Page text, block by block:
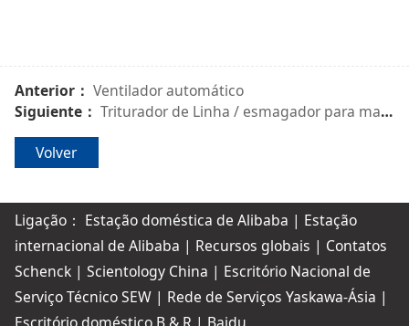
Anterior： Ventilador automático
Siguiente： Triturador de Linha / esmagador para matérias de Folha e de sobra
Volver
Ligação： Estação doméstica de Alibaba | Estação
internacional de Alibaba | Recursos globais | Contatos
Schenck| Scientology China | Escritório Nacional de
Serviço Técnico SEW| Rede de Serviços Yaskawa-Ásia |